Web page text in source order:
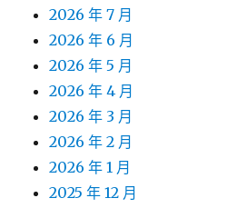
2026 年 7 月
2026 年 6 月
2026 年 5 月
2026 年 4 月
2026 年 3 月
2026 年 2 月
2026 年 1 月
2025 年 12 月